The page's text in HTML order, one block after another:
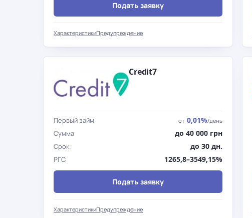
Подать заявку
ХарактеристикиПредупреждение
Credit7
Первый займ от 0,01%/день
Сумма до 40 000 грн
Срок до 30 дн.
РГС 1265,8–3549,15%
Подать заявку
ХарактеристикиПредупреждение